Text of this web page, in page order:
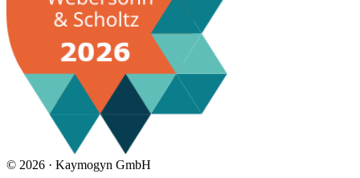
© 2026 · Kaymogyn GmbH